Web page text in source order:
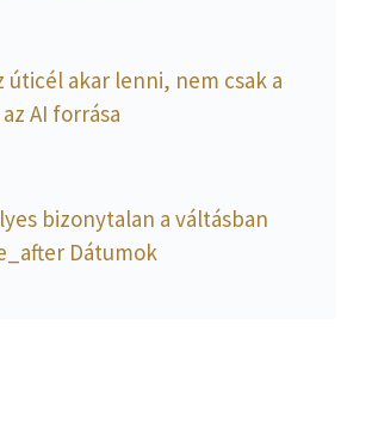
úticél akar lenni, nem csak a
AI forrása
bizonytalan a váltásban
Dátumok